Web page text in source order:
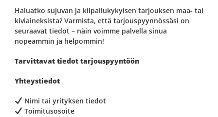
Haluatko sujuvan ja kilpailukykyisen tarjouksen maa- tai
kiviaineksista? Varmista, että tarjouspyynnössäsi on
seuraavat tiedot – näin voimme palvella sinua
nopeammin ja helpommin!
Tarvittavat tiedot tarjouspyyntöön
Yhteystiedot
Nimi tai yrityksen tiedot
Toimitusosoite